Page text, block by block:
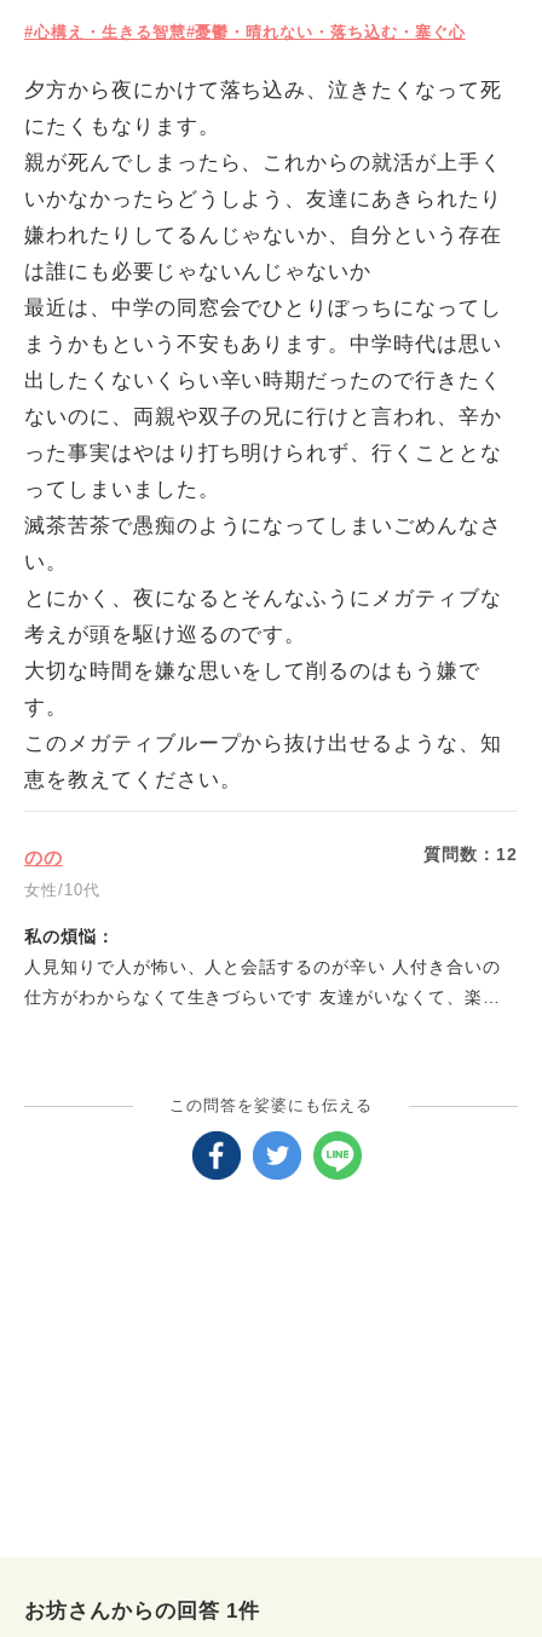
#心構え・生きる智慧#憂鬱・晴れない・落ち込む・塞ぐ心
夕方から夜にかけて落ち込み、泣きたくなって死
にたくもなります。
親が死んでしまったら、これからの就活が上手く
いかなかったらどうしよう、友達にあきられたり
嫌われたりしてるんじゃないか、自分という存在
は誰にも必要じゃないんじゃないか
最近は、中学の同窓会でひとりぼっちになってし
まうかもという不安もあります。中学時代は思い
出したくないくらい辛い時期だったので行きたく
ないのに、両親や双子の兄に行けと言われ、辛か
った事実はやはり打ち明けられず、行くこととな
ってしまいました。
滅茶苦茶で愚痴のようになってしまいごめんなさ
い。
とにかく、夜になるとそんなふうにメガティブな
考えが頭を駆け巡るのです。
大切な時間を嫌な思いをして削るのはもう嫌で
す。
このメガティブループから抜け出せるような、知
恵を教えてください。
のの
女性/10代
質問数： 12
私の煩悩：
人見知りで人が怖い、人と会話するのが辛い 人付き合いの
仕方がわからなくて生きづらいです 友達がいなくて、楽し
この問答を娑婆にも伝える
お坊さんからの回答 1件